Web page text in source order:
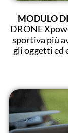
MODULO
DRONE
sportiva più
gli oggetti ed